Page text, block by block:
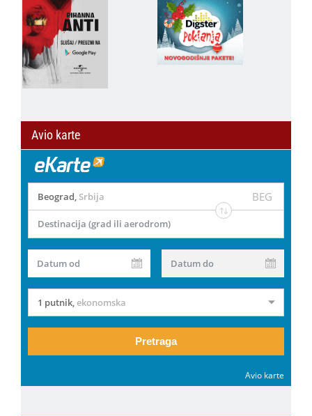
Avio karte
Beograd, Srbija BEG
Destinacija (grad ili aerodrom)
Datum od Datum do
1 putnik,ekonomska
Pretraga
Avio karte